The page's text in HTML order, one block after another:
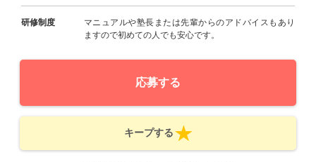
研修制度
マニュアルや塾長または先輩からのアドバイスもあり
ますので初めての人でも安心です。
応募する
キープする